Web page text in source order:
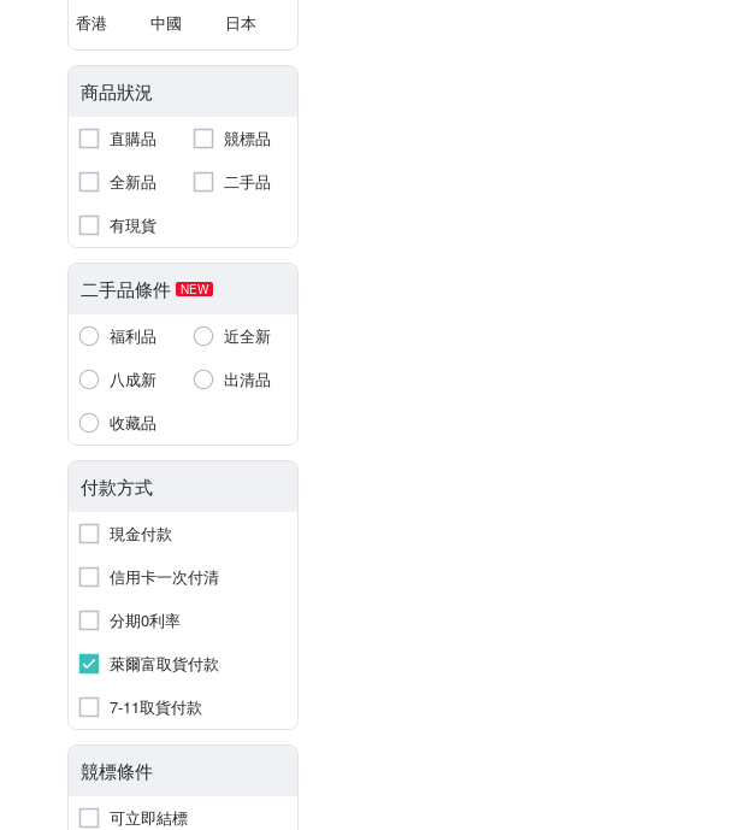
香港 中國 日本
商品狀況
直購品
競標品
全新品
二手品
有現貨
二手品條件 NEW
福利品
近全新
八成新
出清品
收藏品
付款方式
現金付款
信用卡一次付清
分期0利率
萊爾富取貨付款
7-11取貨付款
競標條件
可立即結標